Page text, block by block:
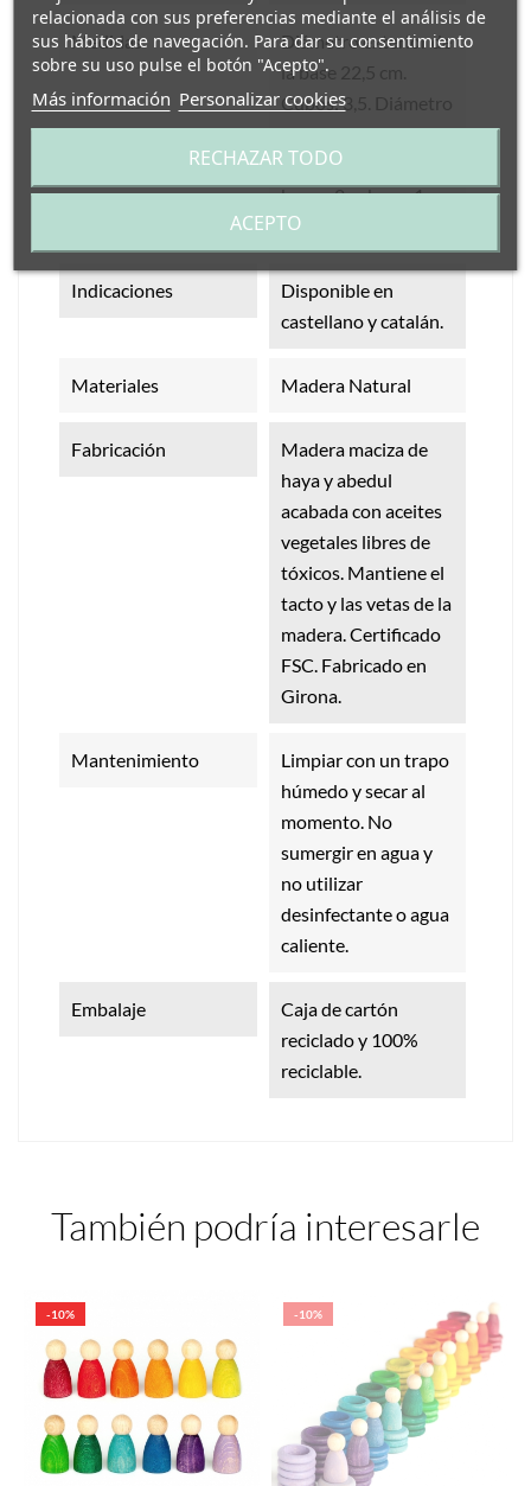
Medidas
Diámetro exterior de
la base 22,5 cm.
Cubos: 3,5. Diámetro
cubilete: 6 cm. El
juego incluye 4
bases, 2 cubos y 1
cubilete.
Indicaciones
Disponible en
castellano y catalán.
Materiales Madera Natural
Fabricación
Madera maciza de
haya y abedul
acabada con aceites
vegetales libres de
tóxicos. Mantiene el
tacto y las vetas de la
madera. Certificado
FSC. Fabricado en
Girona.
Mantenimiento
Limpiar con un trapo
húmedo y secar al
momento. No
sumergir en agua y
no utilizar
desinfectante o agua
caliente.
Embalaje
Caja de cartón
reciclado y 100%
reciclable.
También podría interesarle
-10% -10%
relacionada con sus preferencias mediante el análisis de
sus hábitos de navegación. Para dar su consentimiento
sobre su uso pulse el botón "Acepto".
Más información Personalizar cookies
RECHAZAR TODO
ACEPTO